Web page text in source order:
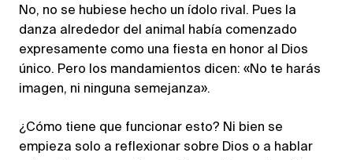
No, no se hubiese hecho un ídolo rival. Pues la
danza alrededor del animal había comenzado
expresamente como una fiesta en honor al Dios
único. Pero los mandamientos dicen: «No te harás
imagen, ni ninguna semejanza».
¿Cómo tiene que funcionar esto? Ni bien se
empieza solo a reflexionar sobre Dios o a hablar